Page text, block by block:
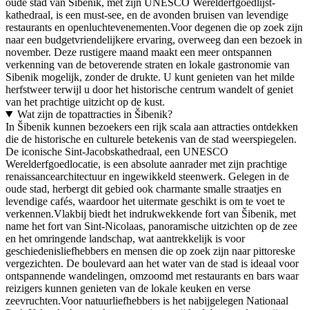
kathedraal, is een must-see, en de avonden bruisen van levendige
restaurants en openluchtevenementen.Voor degenen die op zoek zijn
naar een budgetvriendelijkere ervaring, overweeg dan een bezoek in
november. Deze rustigere maand maakt een meer ontspannen
verkenning van de betoverende straten en lokale gastronomie van
Sibenik mogelijk, zonder de drukte. U kunt genieten van het milde
herfstweer terwijl u door het historische centrum wandelt of geniet
van het prachtige uitzicht op de kust.
Wat zijn de topattracties in Šibenik?
In Šibenik kunnen bezoekers een rijk scala aan attracties ontdekken
die de historische en culturele betekenis van de stad weerspiegelen.
De iconische Sint-Jacobskathedraal, een UNESCO
Werelderfgoedlocatie, is een absolute aanrader met zijn prachtige
renaissancearchitectuur en ingewikkeld steenwerk. Gelegen in de
oude stad, herbergt dit gebied ook charmante smalle straatjes en
levendige cafés, waardoor het uitermate geschikt is om te voet te
verkennen.Vlakbij biedt het indrukwekkende fort van Šibenik, met
name het fort van Sint-Nicolaas, panoramische uitzichten op de zee
en het omringende landschap, wat aantrekkelijk is voor
geschiedenisliefhebbers en mensen die op zoek zijn naar pittoreske
vergezichten. De boulevard aan het water van de stad is ideaal voor
ontspannende wandelingen, omzoomd met restaurants en bars waar
reizigers kunnen genieten van de lokale keuken en verse
zeevruchten.Voor natuurliefhebbers is het nabijgelegen Nationaal